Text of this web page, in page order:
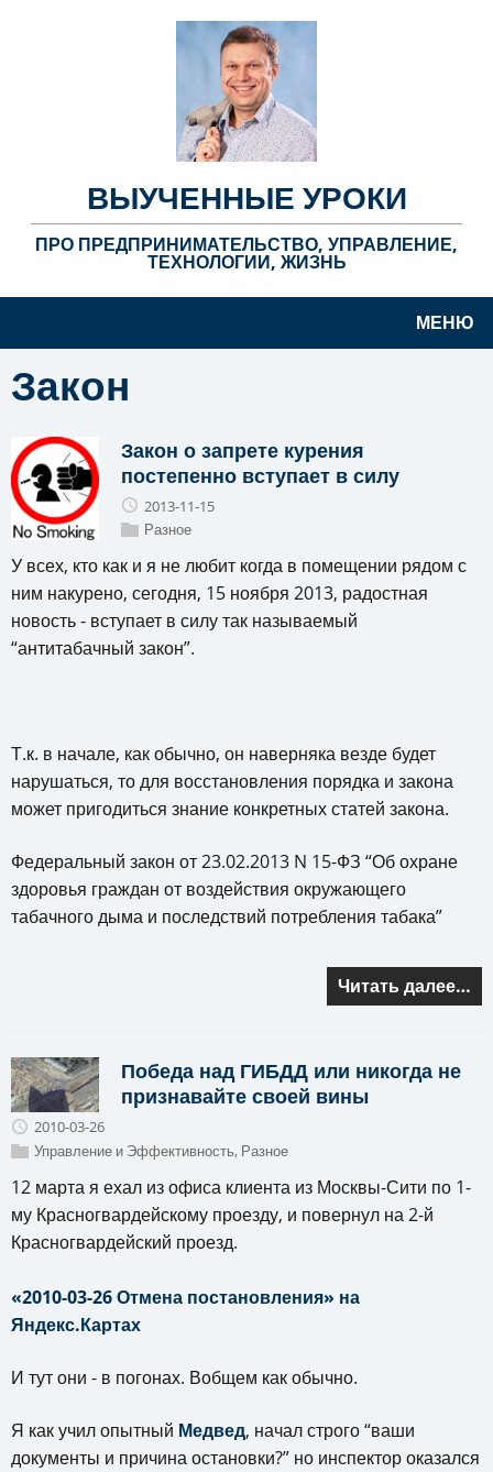
ВЫУЧЕННЫЕ УРОКИ
ПРО ПРЕДПРИНИМАТЕЛЬСТВО, УПРАВЛЕНИЕ,
ТЕХНОЛОГИИ, ЖИЗНЬ
МЕНЮ
Закон
Закон о запрете курения
постепенно вступает в силу
2013-11-15
Разное
У всех, кто как и я не любит когда в помещении рядом с
ним накурено, сегодня, 15 ноября 2013, радостная
новость - вступает в силу так называемый
“антитабачный закон”.
Т.к. в начале, как обычно, он наверняка везде будет
нарушаться, то для восстановления порядка и закона
может пригодиться знание конкретных статей закона.
Федеральный закон от 23.02.2013 N 15-ФЗ “Об охране
здоровья граждан от воздействия окружающего
табачного дыма и последствий потребления табака”
Читать далее…
Победа над ГИБДД или никогда не
признавайте своей вины
2010-03-26
Управление и Эффективность, Разное
12 марта я ехал из офиса клиента из Москвы-Сити по 1-
му Красногвардейскому проезду, и повернул на 2-й
Красногвардейский проезд.
«2010-03-26 Отмена постановления» на
Яндекс.Картах
И тут они - в погонах. Вобщем как обычно.
Я как учил опытный Медвед, начал строго “ваши
документы и причина остановки?” но инспектор оказался